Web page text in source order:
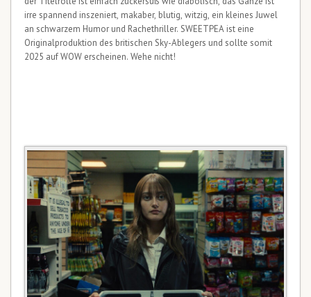
irre spannend inszeniert, makaber, blutig, witzig, ein kleines Juwel
an schwarzem Humor und Rachethriller. SWEETPEA ist eine
Originalproduktion des britischen Sky-Ablegers und sollte somit
2025 auf WOW erscheinen. Wehe nicht!